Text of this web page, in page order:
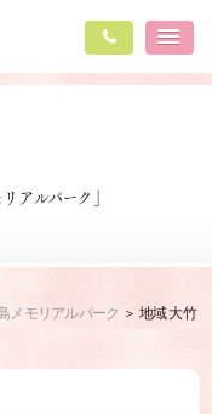
ルパーク」
メモリアルパーク
地域 大竹